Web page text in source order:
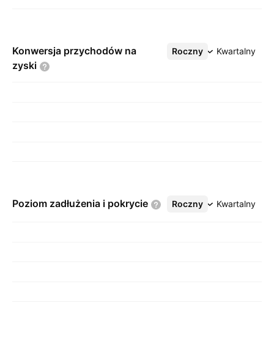
Konwersja przychodów na
zyski
Roczny Kwartalny
Więcej
Poziom zadłużenia i pokrycie Roczny Kwartalny
Więcej